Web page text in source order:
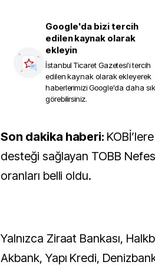
Google'da bizi tercih
edilen kaynak olarak
ekleyin
İstanbul Ticaret Gazetesi'i tercih
edilen kaynak olarak ekleyerek
haberlerimizi Google'da daha sık
görebilirsiniz.
Son dakika haberi:
desteği sağlayan TOBB
oranları belli oldu.
Yalnızca Ziraat Bankası,
Akbank, Yapı Kredi,